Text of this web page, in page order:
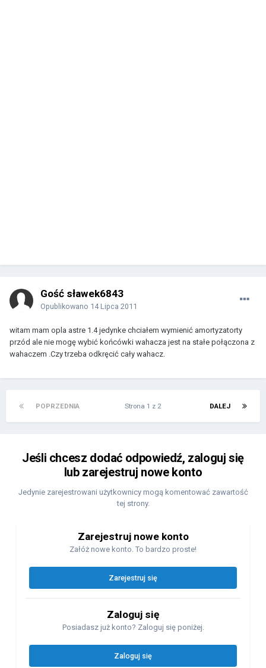
Gość sławek6843
Opublikowano 14 Lipca 2011
witam mam opla astre 1.4 jedynke chciałem wymienić amortyzatorty
przód ale nie mogę wybić końcówki wahacza jest na stałe połączona z
wahaczem .Czy trzeba odkręcić cały wahacz.
POPRZEDNIA DALEJ
Strona 1 z 2
Jeśli chcesz dodać odpowiedź, zaloguj się
lub zarejestruj nowe konto
Jedynie zarejestrowani użytkownicy mogą komentować zawartość
tej strony.
Zarejestruj nowe konto
Załóż nowe konto. To bardzo proste!
Zarejestruj się
Zaloguj się
Posiadasz już konto? Zaloguj się poniżej.
Zaloguj się